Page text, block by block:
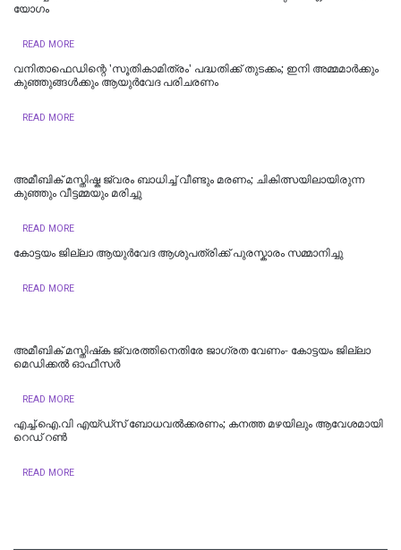
യോഗം
READ MORE
വനിതാഫെഡിന്റെ 'സൂതികാമിത്രം' പദ്ധതിക്ക് തുടക്കം; ഇനി അമ്മമാർക്കും
കുഞ്ഞുങ്ങൾക്കും ആയുർവേദ പരിചരണം
READ MORE
അമീബിക് മസ്തിഷ്ക ജ്വരം ബാധിച്ച് വീണ്ടും മരണം; ചികിത്സയിലായിരുന്ന
കുഞ്ഞും വീട്ടമ്മയും മരിച്ചു
READ MORE
കോട്ടയം ജില്ലാ ആയുർവേദ ആശുപത്രിക്ക് പുരസ്കാരം സമ്മാനിച്ചു
READ MORE
അമീബിക് മസ്തിഷ്‌ക ജ്വരത്തിനെതിരേ ജാഗ്രത വേണം- കോട്ടയം ജില്ലാ
മെഡിക്കൽ ഓഫീസർ
READ MORE
എച്ച്.ഐ.വി എയ്ഡ്‌സ് ബോധവൽക്കരണം; കനത്ത മഴയിലും ആവേശമായി
റെഡ് റൺ
READ MORE